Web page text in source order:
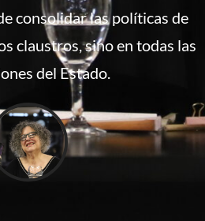
consolidar las políticas de
claustros, sino en todas las
del Estado.